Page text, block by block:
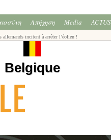
Απήχηση Media ACTUS
allemands incitent à arrêter l’éolien !
Belgique